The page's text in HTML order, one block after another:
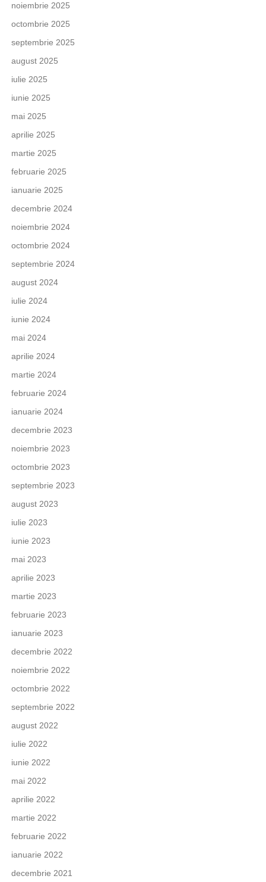
noiembrie 2025
octombrie 2025
septembrie 2025
august 2025
iulie 2025
iunie 2025
mai 2025
aprilie 2025
martie 2025
februarie 2025
ianuarie 2025
decembrie 2024
noiembrie 2024
octombrie 2024
septembrie 2024
august 2024
iulie 2024
iunie 2024
mai 2024
aprilie 2024
martie 2024
februarie 2024
ianuarie 2024
decembrie 2023
noiembrie 2023
octombrie 2023
septembrie 2023
august 2023
iulie 2023
iunie 2023
mai 2023
aprilie 2023
martie 2023
februarie 2023
ianuarie 2023
decembrie 2022
noiembrie 2022
octombrie 2022
septembrie 2022
august 2022
iulie 2022
iunie 2022
mai 2022
aprilie 2022
martie 2022
februarie 2022
ianuarie 2022
decembrie 2021